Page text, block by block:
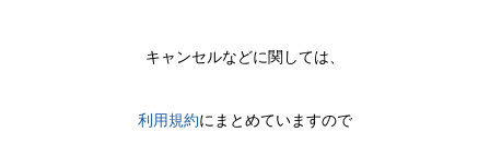
キャンセルなどに関しては、
利用規約にまとめていますので